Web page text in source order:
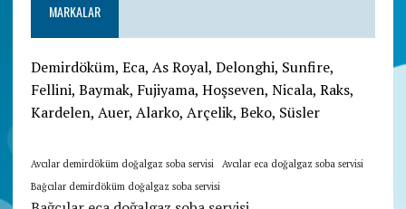
MARKALAR
Demirdöküm, Eca, As Royal, Delonghi, Sunfire,
Fellini, Baymak, Fujiyama, Hoşseven, Nicala, Raks,
Kardelen, Auer, Alarko, Arçelik, Beko, Süsler
Avcılar demirdöküm doğalgaz soba servisi
Avcılar eca doğalgaz soba servisi
Bağcılar demirdöküm doğalgaz soba servisi